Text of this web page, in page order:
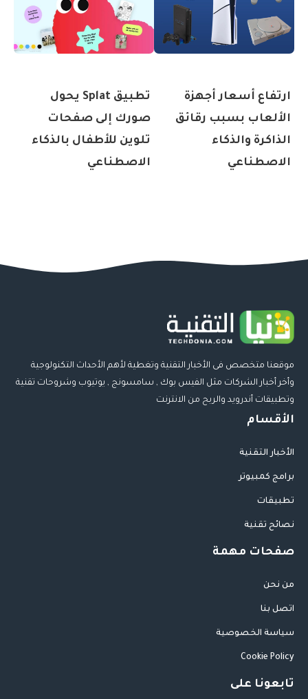
ارتفاع أسعار أجهزة
الألعاب بسبب رقائق
الذاكرة والذكاء
الاصطناعي
تطبيق Splat يحول
صورك إلى صفحات
تلوين للأطفال بالذكاء
الاصطناعي
موقعنا متخصص فى الأخبار التقنية وتغطية لأهم الأحداث التكنولوجية
وأخر أخبار الشركات مثل الفيس بوك , سامسونج , يوتيوب وشروحات تقنية
وتطبيقات أندرويد والربح من الانترنت
الأقسام
الأخبار التقنية
برامج كمبيوتر
تطبيقات
نصائح تقنية
صفحات مهمة
من نحن
اتصل بنا
سياسة الخصوصية
Cookie Policy
تابعونا على